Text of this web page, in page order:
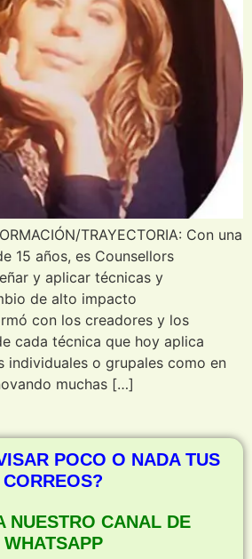
TRAYECTORIA: Con una
15 años, es Counsellors
y aplicar técnicas y
de alto impacto
con los creadores y los
cada técnica que hoy aplica
individuales o grupales como en
muchas […]
POCO O NADA TUS
CORREOS?
NUESTRO CANAL DE
WHATSAPP